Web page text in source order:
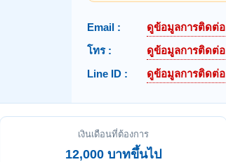
Email :
ดูข้อมูลการติดต่อ
โทร :
ดูข้อมูลการติดต่อ
Line ID :
ดูข้อมูลการติดต่อ
เงินเดือนที่ต้องการ
12,000 บาทขึ้นไป